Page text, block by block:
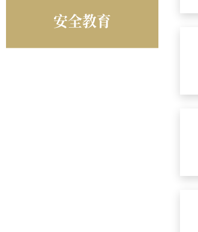
安全教育